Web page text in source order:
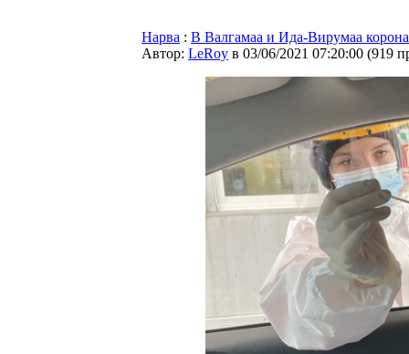
Нарва : В Валгамаа и Ида-Вирумаа
Автор: LeRoy в 03/06/2021 07:20:00 (919